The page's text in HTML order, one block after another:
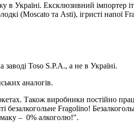
Україні. Ексклюзивний імпортер
(Moscato та Asti), ігристі напої
Toso S.P.A., а не в Україні.
аналогів.
Також виробники постійно
Fragolino!
– 0% алкоголю!".